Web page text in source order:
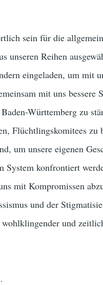
sein für die
unseren Reihen
eingeladen, um mit
mit uns bessere
Württemberg zu
Flüchtlingskomitees
um unsere eigenen
konfrontiert
mit Kompromissen
und der
und